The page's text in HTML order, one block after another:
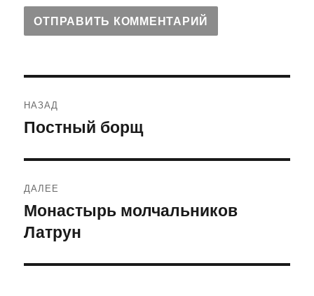
по
НАЗАД
Предыдущая
Постный борщ
ДАЛЕЕ
Следующая
запись:
Монастырь молчальников
Латрун